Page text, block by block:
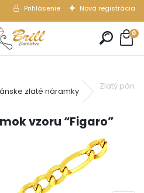
Prihlásenie Nová registrácia
0
zlaté náramky
Zlatý
vzoru “Figaro”